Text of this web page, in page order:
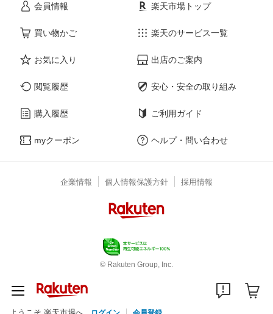
会員情報
買い物かご
お気に入り
閲覧履歴
購入履歴
myクーポン
楽天市場トップ
楽天のサービス一覧
出店のご案内
安心・安全の取り組み
ご利用ガイド
ヘルプ・問い合わせ
企業情報 個人情報保護方針 採用情報
© Rakuten Group, Inc.